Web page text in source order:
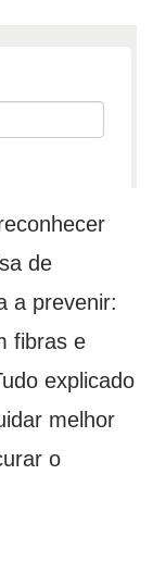
de
a prevenir:
fibras e
explicado
melhor
o